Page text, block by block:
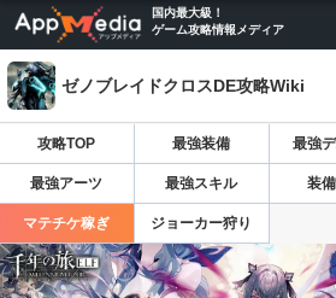
国内最大級！
ゲーム攻略情報メディア
ゼノブレイドクロスDE攻略Wiki
攻略TOP 最強装備 最強
最強アーツ 最強スキル 装
マテチケ稼ぎ ジョーカー狩り